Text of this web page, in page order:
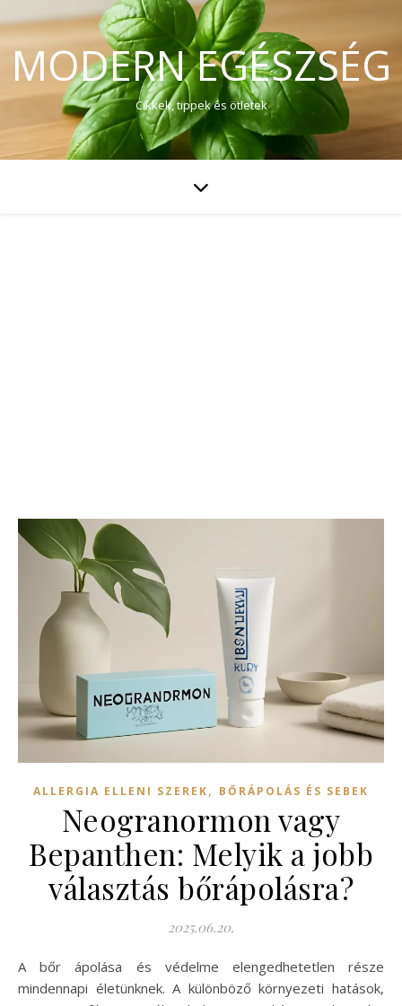
MODERN EGÉSZSÉG
Cikkek, tippek és ötletek
ALLERGIA ELLENI SZEREK, BŐRÁPOLÁS ÉS SEBEK
Neogranormon vagy
Bepanthen: Melyik a jobb
választás bőrápolásra?
2025.06.20.
A bőr ápolása és védelme elengedhetetlen része
mindennapi életünknek. A különböző környezeti hatások,